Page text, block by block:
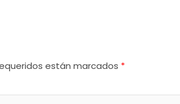
están marcados *